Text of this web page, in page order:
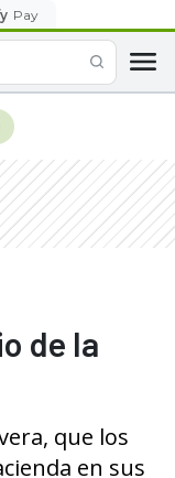
Pay
de la
que los
en sus